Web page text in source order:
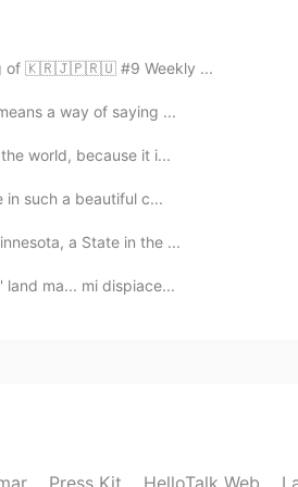
2021.05.21 16:42
of 🇰🇷🇯🇵🇷🇺 #9 Weekly ...
a way of saying ...
world, because it i...
in such a beautiful c...
a State in the ...
land ma... mi dispiace...
Press Kit HelloTalk Web